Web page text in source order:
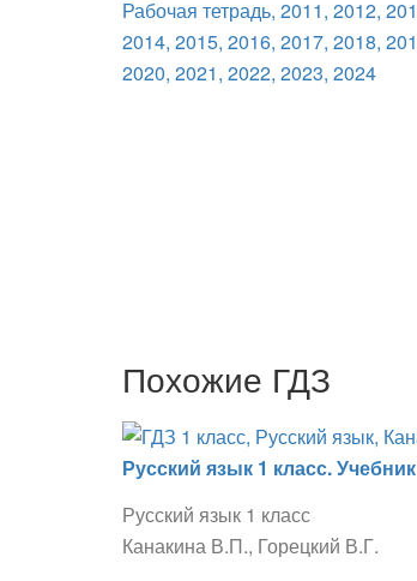
Похожие ГДЗ
Русский язык 1 класс. Учебник
Русский язык 1 класс
Канакина В.П., Горецкий В.Г.